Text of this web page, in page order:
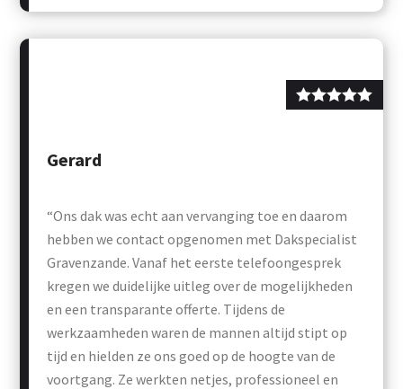
“Ons dak was echt aan vervanging toe en daarom
hebben we contact opgenomen met Dakspecialist
Gravenzande. Vanaf het eerste telefoongesprek
kregen we duidelijke uitleg over de mogelijkheden
en een transparante offerte. Tijdens de
werkzaamheden waren de mannen altijd stipt op
tijd en hielden ze ons goed op de hoogte van de
voortgang. Ze werkten netjes, professioneel en
Gerard